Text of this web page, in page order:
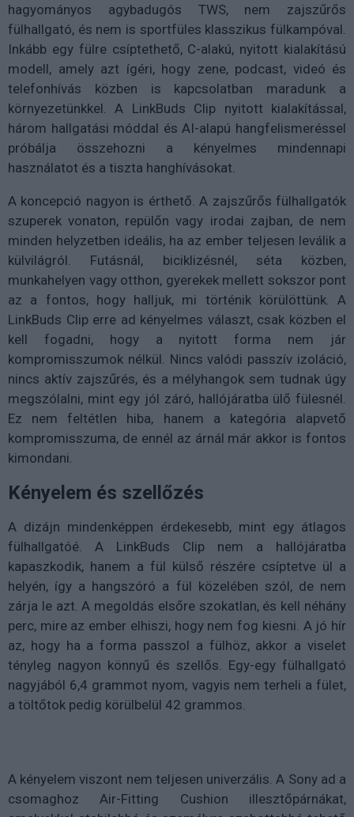
hagyományos agybadugós TWS, nem zajszűrős
fülhallgató, és nem is sportfüles klasszikus fülkampóval.
Inkább egy fülre csíptethető, C-alakú, nyitott kialakítású
modell, amely azt ígéri, hogy zene, podcast, videó és
telefonhívás közben is kapcsolatban maradunk a
környezetünkkel. A LinkBuds Clip nyitott kialakítással,
három hallgatási móddal és AI-alapú hangfelismeréssel
próbálja összehozni a kényelmes mindennapi
használatot és a tiszta hanghívásokat.
A koncepció nagyon is érthető. A zajszűrős fülhallgatók
szuperek vonaton, repülőn vagy irodai zajban, de nem
minden helyzetben ideális, ha az ember teljesen leválik a
külvilágról. Futásnál, biciklizésnél, séta közben,
munkahelyen vagy otthon, gyerekek mellett sokszor pont
az a fontos, hogy halljuk, mi történik körülöttünk. A
LinkBuds Clip erre ad kényelmes választ, csak közben el
kell fogadni, hogy a nyitott forma nem jár
kompromisszumok nélkül. Nincs valódi passzív izoláció,
nincs aktív zajszűrés, és a mélyhangok sem tudnak úgy
megszólalni, mint egy jól záró, hallójáratba ülő fülesnél.
Ez nem feltétlen hiba, hanem a kategória alapvető
kompromisszuma, de ennél az árnál már akkor is fontos
kimondani.
Kényelem és szellőzés
A dizájn mindenképpen érdekesebb, mint egy átlagos
fülhallgatóé. A LinkBuds Clip nem a hallójáratba
kapaszkodik, hanem a fül külső részére csíptetve ül a
helyén, így a hangszóró a fül közelében szól, de nem
zárja le azt. A megoldás elsőre szokatlan, és kell néhány
perc, mire az ember elhiszi, hogy nem fog kiesni. A jó hír
az, hogy ha a forma passzol a fülhöz, akkor a viselet
tényleg nagyon könnyű és szellős. Egy-egy fülhallgató
nagyjából 6,4 grammot nyom, vagyis nem terheli a fület,
a töltőtok pedig körülbelül 42 grammos.
A kényelem viszont nem teljesen univerzális. A Sony ad a
csomaghoz Air-Fitting Cushion illesztőpárnákat,